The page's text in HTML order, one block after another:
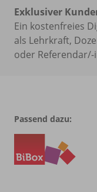
Exklusiver
Ein kostenfreies
als Lehrkraft,
oder
Passend dazu: